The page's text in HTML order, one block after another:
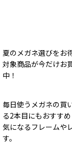
夏のメガネ選びをお
対象商品が今だけお
中！
毎日使うメガネの買
る2本目にもおすすめ
気になるフレームや
す。